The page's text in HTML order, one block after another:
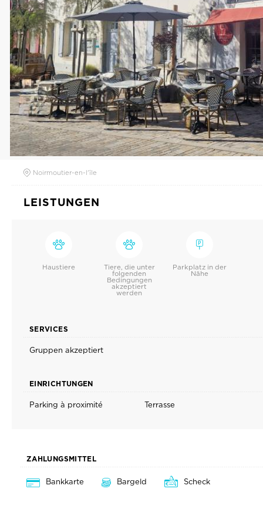
Noirmoutier-en-l'île
LEISTUNGEN
Haustiere Tiere, die unter
folgenden
Bedingungen
akzeptiert
werden
Parkplatz in der
Nähe
SERVICES
Gruppen akzeptiert
EINRICHTUNGEN
Parking à proximité Terrasse
ZAHLUNGSMITTEL
Bankkarte Bargeld Scheck